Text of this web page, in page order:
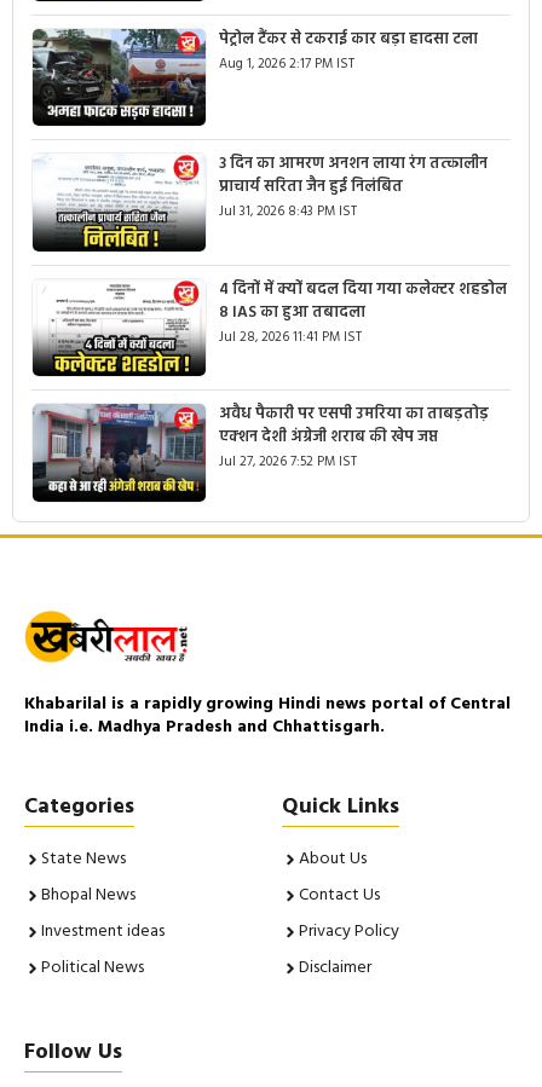
पेट्रोल टैंकर से टकराई कार बड़ा हादसा टला
Aug 1, 2026 2:17 PM IST
3 दिन का आमरण अनशन लाया रंग तत्कालीन
प्राचार्य सरिता जैन हुई निलंबित
Jul 31, 2026 8:43 PM IST
4 दिनों में क्यों बदल दिया गया कलेक्टर शहडोल
8 IAS का हुआ तबादला
Jul 28, 2026 11:41 PM IST
अवैध पैकारी पर एसपी उमरिया का ताबड़तोड़
एक्शन देशी अंग्रेजी शराब की खेप जप्त
Jul 27, 2026 7:52 PM IST
Khabarilal is a rapidly growing Hindi news portal of Central
India i.e. Madhya Pradesh and Chhattisgarh.
Categories
State News
Bhopal News
Investment ideas
Political News
Quick Links
About Us
Contact Us
Privacy Policy
Disclaimer
Follow Us